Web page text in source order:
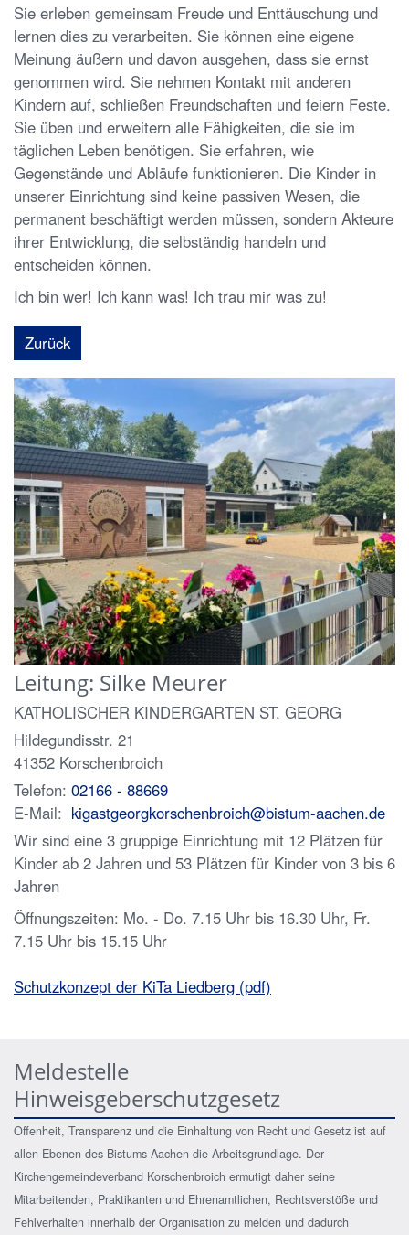
Sie erleben gemeinsam Freude und Enttäuschung und
lernen dies zu verarbeiten. Sie können eine eigene
Meinung äußern und davon ausgehen, dass sie ernst
genommen wird. Sie nehmen Kontakt mit anderen
Kindern auf, schließen Freundschaften und feiern Feste.
Sie üben und erweitern alle Fähigkeiten, die sie im
täglichen Leben benötigen. Sie erfahren, wie
Gegenstände und Abläufe funktionieren. Die Kinder in
unserer Einrichtung sind keine passiven Wesen, die
permanent beschäftigt werden müssen, sondern Akteure
ihrer Entwicklung, die selbständig handeln und
entscheiden können.
Ich bin wer! Ich kann was! Ich trau mir was zu!
Zurück
Leitung: Silke Meurer
KATHOLISCHER KINDERGARTEN ST. GEORG
Hildegundisstr. 21
41352 Korschenbroich
Telefon: 02166 - 88669
E-Mail: kigastgeorgkorschenbroich@bistum-aachen.de
Wir sind eine 3 gruppige Einrichtung mit 12 Plätzen für
Kinder ab 2 Jahren und 53 Plätzen für Kinder von 3 bis 6
Jahren
Öffnungszeiten: Mo. - Do. 7.15 Uhr bis 16.30 Uhr, Fr.
7.15 Uhr bis 15.15 Uhr
Schutzkonzept der KiTa Liedberg (pdf)
Meldestelle
Hinweisgeberschutzgesetz
Offenheit, Transparenz und die Einhaltung von Recht und Gesetz ist auf
allen Ebenen des Bistums Aachen die Arbeitsgrundlage. Der
Kirchengemeindeverband Korschenbroich ermutigt daher seine
Mitarbeitenden, Praktikanten und Ehrenamtlichen, Rechtsverstöße und
Fehlverhalten innerhalb der Organisation zu melden und dadurch